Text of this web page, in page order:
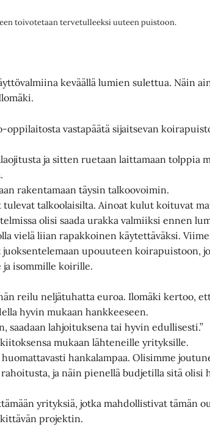
toivotetaan tervetulleeksi uuteen puistoon.
keväällä lumien sulettua. Näin
vastapäätä sijaitsevan
ja sitten ruetaan laittamaan tolppia
rakentamaan täysin talkoovoimin.
talkoolaisilta. Ainoat kulut koituvat
olisi saada urakka valmiiksi ennen
vielä liian rapakkoinen käytettäväksi.
juoksentelemaan upouuteen koirapuistoon,
isommille koirille.
reilu neljätuhatta euroa. Ilomäki kertoo,
hyvin mukaan hankkeeseen.
saadaan lahjoituksena tai hyvin edullisesti.”
mukaan lähteneille yrityksille.
hankalampaa. Olisimme
ja näin pienellä budjetilla sitä olisi
yrityksiä, jotka mahdollistivat tämän
projektin.